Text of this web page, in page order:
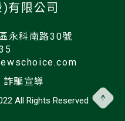
有限公司
永科南路30號
詐騙宣導
All Rights Reserved